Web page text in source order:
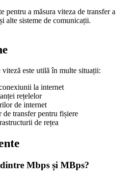
pentru a măsura viteza de transfer a
alte sisteme de comunicații.
este utilă în multe situații:
la internet
rețelelor
de internet
transfer pentru fișiere
de rețea
Mbps și MBps?